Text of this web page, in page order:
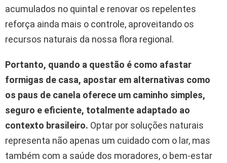
acumulados no quintal e renovar os repelentes
reforça ainda mais o controle, aproveitando os
recursos naturais da nossa flora regional.
Portanto, quando a questão é como afastar
formigas de casa, apostar em alternativas como
os paus de canela oferece um caminho simples,
seguro e eficiente, totalmente adaptado ao
contexto brasileiro. Optar por soluções naturais
representa não apenas um cuidado com o lar, mas
também com a saúde dos moradores, o bem-estar